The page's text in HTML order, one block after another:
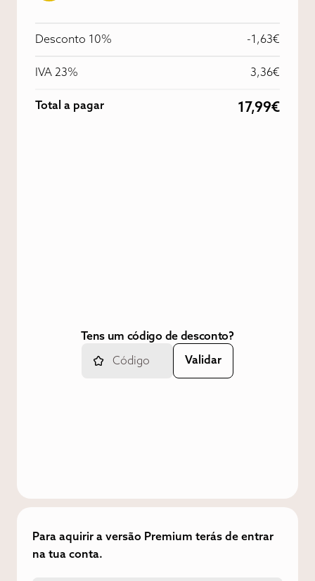
Desconto 10% -1,63€
IVA 23% 3,36€
Total a pagar 17,99€
Tens um código de desconto?
Para aquirir a versão Premium terás de entrar
na tua conta.